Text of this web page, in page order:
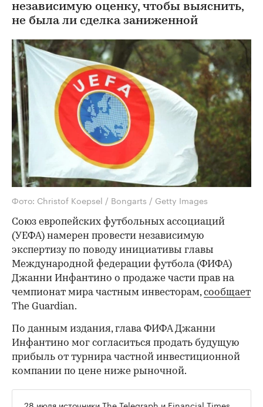
независимую оценку, чтобы выяснить,
не была ли сделка заниженной
Фото: Christof Koepsel / Bongarts / Getty Images
Союз европейских футбольных ассоциаций
(УЕФА) намерен провести независимую
экспертизу по поводу инициативы главы
Международной федерации футбола (ФИФА)
Джанни Инфантино о продаже части прав на
чемпионат мира частным инвесторам,сообщает
The Guardian.
По данным издания, глава ФИФА Джанни
Инфантино мог согласиться продать будущую
прибыль от турнира частной инвестиционной
компании по цене ниже рыночной.